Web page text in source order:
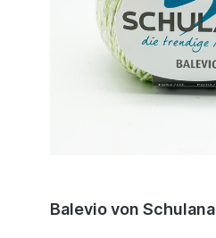
Balevio von Schulana